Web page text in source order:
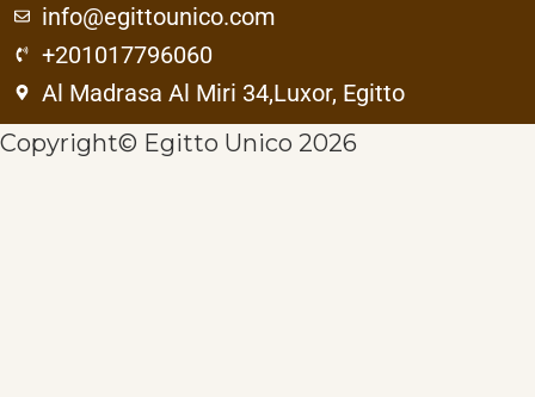
info@egittounico.com
+201017796060
Al Madrasa Al Miri 34,Luxor, Egitto
Copyright© Egitto Unico 2026